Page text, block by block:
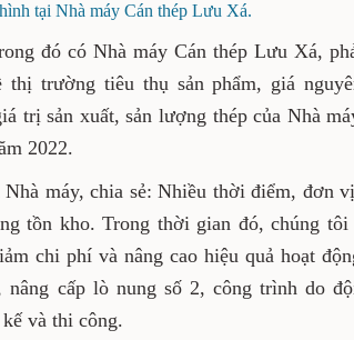
tại Nhà máy Cán thép Lưu Xá.
đó có Nhà máy Cán thép Lưu Xá,
trường tiêu thụ sản phẩm, giá
trị sản xuất, sản lượng thép của Nhà
2022.
máy, chia sẻ: Nhiều thời điểm, đơn
tồn kho. Trong thời gian đó, chúng tôi
chi phí và nâng cao hiệu quả hoạt
cấp lò nung số 2, công trình do
và thi công.